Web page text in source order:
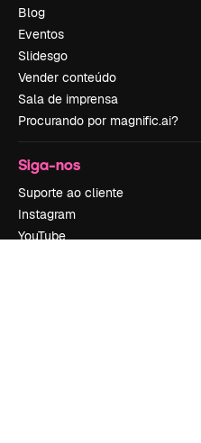
Blog
Eventos
Slidesgo
Vender conteúdo
Sala de imprensa
Procurando por magnific.ai?
Siga-nos
Suporte ao cliente
Instagram
YouTube